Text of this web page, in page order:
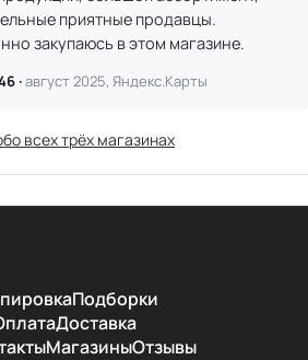
приятные продавцы.
закупаюсь в этом магазине.
·август 2025, Яндекс.Карты
всех трёх магазинах
Подборки
Доставка
МагазиныОтзывы